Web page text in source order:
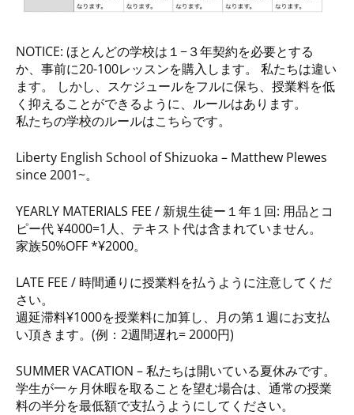
NOTICE: ほとんどの学校は１−３年契約を必要とする
か、事前に20-100レッスンを購入します。 私たちは違い
ます。 しかし、スケジュールをフルに保ち、授業料を低
く抑えることができるように、ルールはあります。
私たちの学校のルールはこちらです。
Liberty English School of Shizuoka – Matthew Plewes
since 2001~。
YEARLY MATERIALS FEE / 新規生徒ー１年１回: 用品とコ
ピー代 ¥4000=1人、テキスト代は含まれていません。
家族50%OFF *¥2000。
LATE FEE / 時間通りに授業料を払うように注意してくだ
さい。
週延滞料¥1000を授業料に加算し、月の第１週にお支払
い頂きます。(例：2週間遅れ= 2000円)
SUMMER VACATION – 私たちは開いている夏休みです。
学生が一ヶ月休暇を取ることを望む場合は、通常の授業
料の半分を最低額で支払うようにしてください。